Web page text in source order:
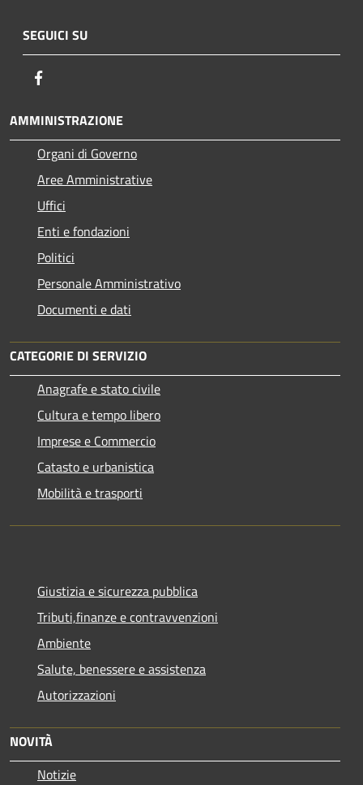
SEGUICI SU
AMMINISTRAZIONE
Organi di Governo
Aree Amministrative
Uffici
Enti e fondazioni
Politici
Personale Amministrativo
Documenti e dati
CATEGORIE DI SERVIZIO
Anagrafe e stato civile
Cultura e tempo libero
Imprese e Commercio
Catasto e urbanistica
Mobilità e trasporti
Giustizia e sicurezza pubblica
Tributi,finanze e contravvenzioni
Ambiente
Salute, benessere e assistenza
Autorizzazioni
NOVITÀ
Notizie